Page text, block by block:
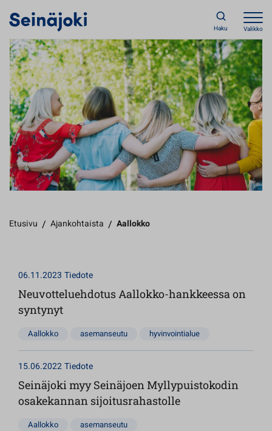
Haku Valikko
Etusivu / Ajankohtaista / Aallokko
06.11.2023 Tiedote
Neuvotteluehdotus Aallokko-hankkeessa on
syntynyt
Aallokko asemanseutu hyvinvointialue
15.06.2022Tiedote
Seinäjoki myy Seinäjoen Myllypuistokodin
osakekannan sijoitusrahastolle
Aallokko
asemanseutu